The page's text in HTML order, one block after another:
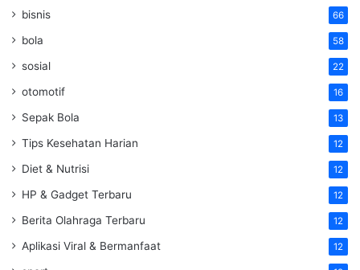
bisnis 66
bola 58
sosial 22
otomotif 16
Sepak Bola 13
Tips Kesehatan Harian 12
Diet & Nutrisi 12
HP & Gadget Terbaru 12
Berita Olahraga Terbaru 12
Aplikasi Viral & Bermanfaat 12